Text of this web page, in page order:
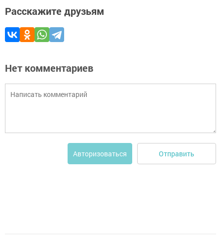
Расскажите друзьям
Нет комментариев
Авторизоваться Отправить